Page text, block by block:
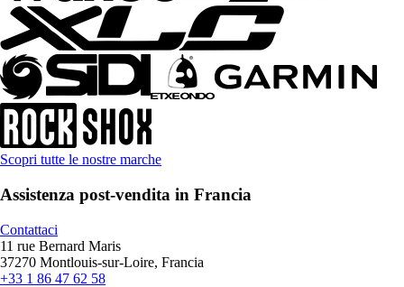
Scopri tutte le nostre marche
Assistenza post-vendita in Francia
Contattaci
11 rue Bernard Maris
37270 Montlouis-sur-Loire, Francia
+33 1 86 47 62 58